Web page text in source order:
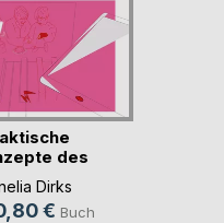
des
Dirks
€ Buch